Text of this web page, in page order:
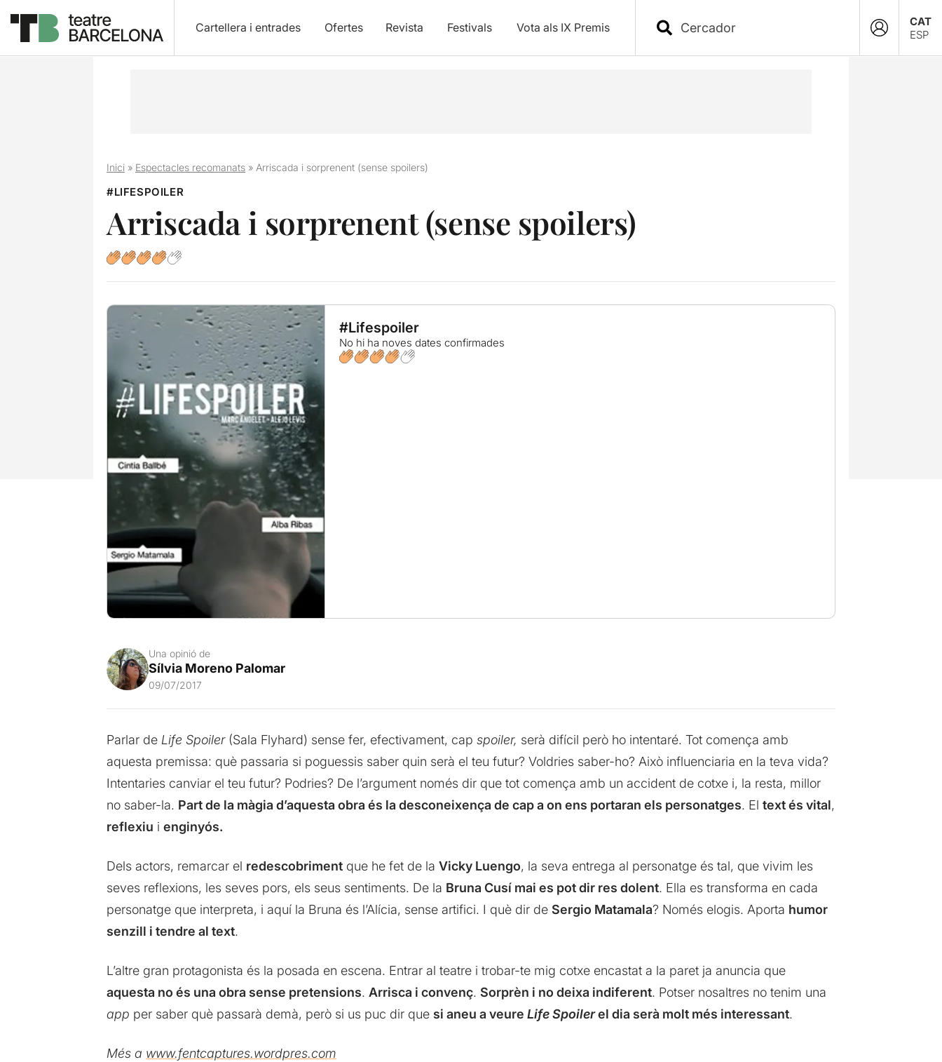
Cartellera i entrades Ofertes Revista Festivals Vota als IX Premis
CAT
ESP
Inici» Espectacles recomanats» Arriscada i sorprenent (sense spoilers)
#LIFESPOILER
Arriscada i sorprenent (sense spoilers)
#Lifespoiler
No hi ha noves dates confirmades
Una opinió de
Sílvia Moreno Palomar
09/07/2017
Parlar de Life Spoiler(Sala Flyhard) sense fer, efectivament, cap spoiler, serà difícil però ho intentaré. Tot comença amb
aquesta premissa: què passaria si poguessis saber quin serà el teu futur? Voldries saber-ho? Això influenciaria en la teva vida?
Intentaries canviar el teu futur? Podries? De l’argument només dir que tot comença amb un accident de cotxe i, la resta, millor
no saber-la. Part de la màgia d’aquesta obra és la desconeixença de cap a on ens portaran els personatges. El text és vital,
reflexiu i enginyós.
Dels actors, remarcar el redescobrimentque he fet de la Vicky Luengo, la seva entrega al personatge és tal, que vivim les
seves reflexions, les seves pors, els seus sentiments. De la Bruna Cusí mai es pot dir res dolent. Ella es transforma en cada
personatge que interpreta, i aquí la Bruna és l’Alícia, sense artifici. I què dir de Sergio Matamala? Només elogis. Aporta humor
senzill i tendre al text.
L’altre gran protagonista és la posada en escena. Entrar al teatre i trobar-te mig cotxe encastat a la paret ja anuncia que
aquesta no és una obra sense pretensions. Arrisca i convenç. Sorprèn i no deixa indiferent. Potser nosaltres no tenim una
app per saber què passarà demà, però si us puc dir que si aneu a veure Life Spoilerel dia serà molt més interessant.
Més a www.fentcaptures.wordpres.com